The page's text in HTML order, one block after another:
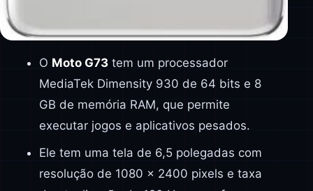
O Moto G73tem um processador
MediaTek Dimensity 930 de 64 bits e 8
GB de memória RAM, que permite
executar jogos e aplicativos pesados.
Ele tem uma tela de 6,5 polegadas com
resolução de 1080 x 2400 pixels e taxa